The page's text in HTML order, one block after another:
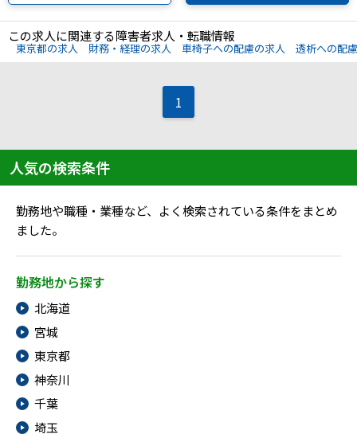
この求人に関連する障害者求人・転職情報
東京都の求人 財務・経理の求人 車椅子への配慮の求人 透析への配
1
人気の検索条件
勤務地や職種・業種など、よく検索されている条件をまとめ
ました。
勤務地から探す
北海道
宮城
東京都
神奈川
千葉
埼玉
メニューを閉じる